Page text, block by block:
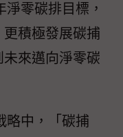
零碳排目標，
積極發展碳捕
來邁向淨零碳
略中，「碳捕